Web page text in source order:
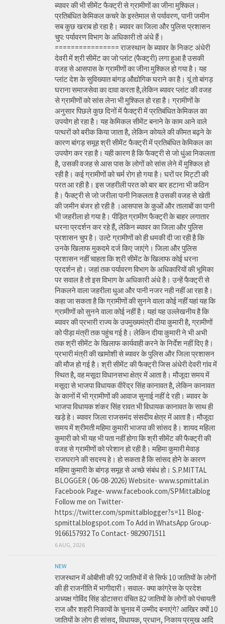
ब्यावर की भी सीमेंट फैक्ट्री से ग्रामीणों का जीना मुश्किल।
प्रतिबंधित केमिकल कचरे के इस्तेमाल से पर्यावरण, पानी जमीन
सब कुछ खराब हो रहा है। ब्यावर का जिला और पुलिस प्रशासन
चुप: पर्यावरण विभाग के अधिकारी तो अंधे हैं।
================ राजस्थान के ब्यावर के निकट अंधेरी
देवरी में श्री सीमेंट का जो प्लांट (फैक्ट्री) लगा हुआ है उसकी
वजह से आसपास के ग्रामीणों का जीना मुश्किल हो गया है। यह
प्लांट देश के सुविख्यात बांगड़ औद्योगिक घराने का है। यूं तो बांगड़
घराना समाजसेवा का दावा करता है,लेकिन ब्यावर प्लांट की वजह
से ग्रामीणों को सांस लेना भी मुश्किल हो रहा है। ग्रामीणों के
अनुसार पिछले कुछ दिनों में फैक्ट्री में प्रतिबंधित केमिकल का
उपयोग हो रहा है। यह केमिकल सीमेंट बनाने के काम आने वाले
पत्थरों को बरीक किया जाता है, लेकिन कोयले की कीमत बढ़ने के
कारण बांगड़ समूह श्री सीमेंट फैक्ट्री में प्रतिबंधित केमिकल का
उपयोग कर रहा है। यही कारण है कि फैक्ट्री से जो धुंआ निकलता
है, उसकी वजह से आस पास के लोगों को सांस लेने में मुश्किल हो
रही है। कई ग्रामीणों को चर्म रोग हो गया है। घरों पर मिट्टी की
परत आ रही है। इस जहरीली परत को बार बार हटाना भी कठिन
है। फैक्ट्री से जो जरीला पानी निकलता है उसकी वजह से खेती
की जमीन बंजर हो रही है ।आसपास के कुओं और तालाबों का पानी
भी जहरीला हो गया है। पीड़ित ग्रामीण फैक्ट्री के बाहर लगातार
धरना प्रदर्शन कर रहे हैं, लेकिन ब्यावर का जिला और पुलिस
प्रशासन चुप है। उल्टे ग्रामीणों को ही धमकी दी जा रही है कि
उनके खिलाफ मुकदमे दर्ज किए जाएंगे। जिला और पुलिस
प्रशासन नहीं चाहता कि श्री सीमेंट के खिलाफ कोई धरना
प्रदर्शन हो। जहां तक पर्यावरण विभाग के अधिकारियों की भूमिका
पर सवाल है तो इस विभाग के अधिकारी अंधे है। उन्हें फैक्ट्री से
निकलने वाला जहरीला धुआ और पानी नजर नही नहीं आ रहा है।
कहा जा सकता है कि ग्रामीणों की सुनने वाला कोई नहीं यहां यह कि
ग्रामीणों को सुनने वाला कोई नहीं है। यहां यह उल्लेखनीय है कि
ब्यावर की प्रभारी राज्य के उपमुख्यमंत्री दीया कुमारी है, ग्रामीणों
को पीड़ा मंत्री तक पहुंच गई है। लेकिन दीया कुमारी ने भी अभी
तक श्री सीमेंट के खिलाफ कार्यवाही करने के निर्देश नहीं दिए है।
प्रभारी मंत्री की खामोशी से ब्यावर के पुलिस और जिला प्रशासन
की मौज हो गई है। श्री सीमेंट की फैक्ट्री जिस अंधेरी देवरी गांव में
स्थित है, वह मसूदा विधानसभा क्षेत्र में आता है। मौजूदा समय में
मसूदा से भाजपा विधायक वीरेंद्र सिंह कानावत है, लेकिन कानावत
के कानों में भी ग्रामीणों की आवाज सुनाई नहीं दे रही। ब्यावर के
भाजपा विधायक शंकर सिंह रावत भी विधायक कानावत के साथ ही
खड़े हे। ब्यावर जिला राजसमंद संसदीय क्षेत्र में आता है। मौजूदा
समय में श्रीमती महिमा कुमारी भाजपा की सांसद है। शायद महिला
कुमारी को भी यह भी पता नहीं होगा कि श्री सीमेंट की फैक्ट्री की
वजह से ग्रामीणों को परेशान हो रही है। महिमा कुमारी मेवाड़
राजघराने की सदस्य हे। हो सकता है कि सांसद होने के कारण
महिमा कुमारी के बांगड़ समूह से अच्छे संबंध हो। S.P.MITTAL
BLOGGER ( 06-08-2026) Website- www.spmittal.in
Facebook Page- www.facebook.com/SPMittalblog
Follow me on Twitter-
https://twitter.com/spmittalblogger?s=11 Blog-
spmittal.blogspot.com To Add in WhatsApp Group-
9166157932 To Contact- 9829071511
6 AUG, 2026
NEW
राजस्थान में ओबीसी की 92 जातियों में से सिर्फ 10 जातियों के लोगों
की ही राजनीति में भागीदारी। सवाल- क्या कांग्रेस के प्रदेश
अध्यक्ष गोविंद सिंह डोटासरा वंचित 82 जातियों के लोगों को पंचायती
राज और शहरी निकायों के चुनाव में उम्मीद बनाएंगे? आखिर क्यों 10
जातियों के लोग ही सांसद, विधायक, प्रधान, निकाय प्रमुख आदि